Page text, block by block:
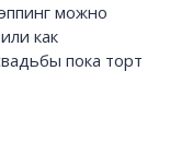
можно
как
пока торт